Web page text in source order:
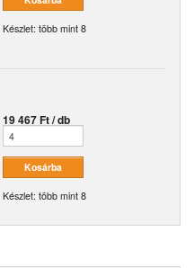
Készlet: több mint 8
19 467 Ft / db
Készlet: több mint 8